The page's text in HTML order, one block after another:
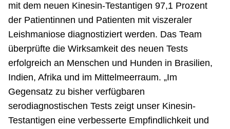
mit dem neuen Kinesin-Testantigen 97,1 Prozent
der Patientinnen und Patienten mit viszeraler
Leishmaniose diagnostiziert werden. Das Team
überprüfte die Wirksamkeit des neuen Tests
erfolgreich an Menschen und Hunden in Brasilien,
Indien, Afrika und im Mittelmeerraum. „Im
Gegensatz zu bisher verfügbaren
serodiagnostischen Tests zeigt unser Kinesin-
Testantigen eine verbesserte Empfindlichkeit und